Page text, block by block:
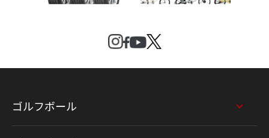
ゴルフボール